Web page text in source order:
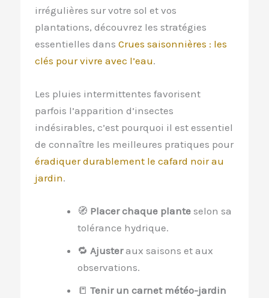
irrégulières sur votre sol et vos
plantations, découvrez les stratégies
essentielles dans Crues saisonnières : les
clés pour vivre avec l’eau.
Les pluies intermittentes favorisent
parfois l’apparition d’insectes
indésirables, c’est pourquoi il est essentiel
de connaître les meilleures pratiques pour
éradiquer durablement le cafard noir au
jardin.
🧭 Placer chaque plante selon sa
tolérance hydrique.
🔁 Ajusteraux saisons et aux
observations.
📒 Tenir un carnet météo-jardin